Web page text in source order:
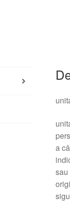
a
sau